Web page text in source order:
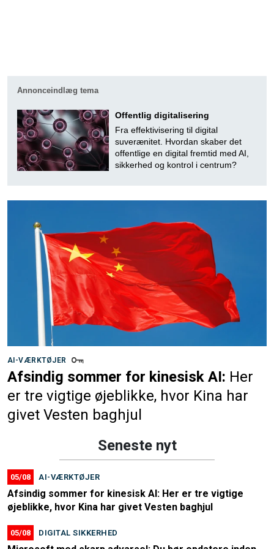
Annonceindlæg tema
Offentlig digitalisering
Fra effektivisering til digital
suverænitet. Hvordan skaber det
offentlige en digital fremtid med AI,
sikkerhed og kontrol i centrum?
AI-VÆRKTØJER
Afsindig sommer for kinesisk AI: Her
er tre vigtige øjeblikke, hvor Kina har
givet Vesten baghjul
Seneste nyt
05/08 AI-VÆRKTØJER
Afsindig sommer for kinesisk AI: Her er tre vigtige
øjeblikke, hvor Kina har givet Vesten baghjul
05/08 DIGITAL SIKKERHED